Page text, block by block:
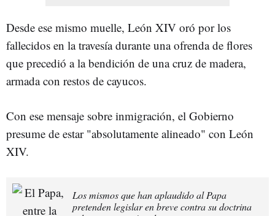
Desde ese mismo muelle, León XIV oró por los
fallecidos en la travesía durante una ofrenda de flores
que precedió a la bendición de una cruz de madera,
armada con restos de cayucos.
Con ese mensaje sobre inmigración, el Gobierno
presume de estar "absolutamente alineado" con León
XIV.
Los mismos que han aplaudido al Papa
pretenden legislar en breve contra su doctrina